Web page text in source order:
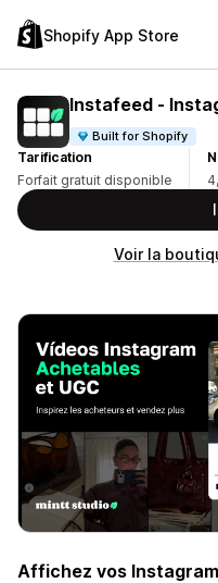
Shopify App Store
Instafeed ‑
Built for Shopify
Tarification
Forfait gratuit disponible
Voir la
Affichez vos